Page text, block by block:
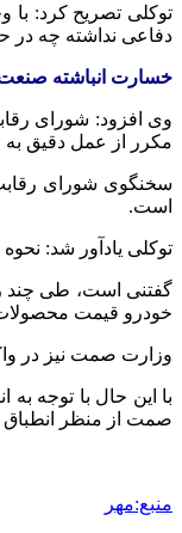
توکلی تصریح کرد: با
دفاعی نداشته چه در
خسارت انباشته
وی افزود: شورای
مکرر از عمل دقیق
سخنگوی شورای
است.
توکلی یادآور شد: نحوه
گفتنی است، طی چند روز گذشته و در
خودرو قیمت محصولات
وزارت صمت نیز در
با این حال با توجه به
صمت از منظر
منبع:مهر